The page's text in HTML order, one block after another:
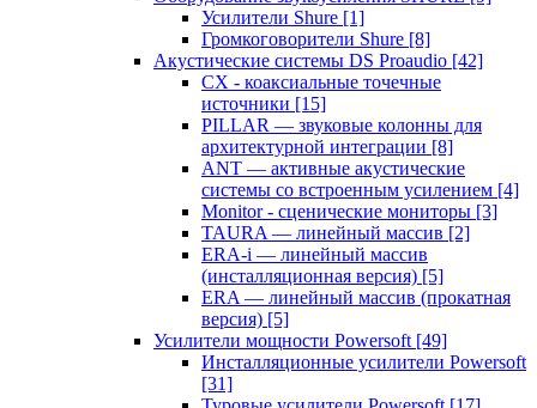
Усилители Shure [1]
Громкоговорители Shure [8]
Акустические системы DS Proaudio [42]
CX - коаксиальные точечные
источники [15]
PILLAR — звуковые колонны для
архитектурной интеграции [8]
ANT — активные акустические
системы со встроенным усилением [4]
Monitor - сценические мониторы [3]
TAURA — линейный массив [2]
ERA-i — линейный массив
(инсталляционная версия) [5]
ERA — линейный массив (прокатная
версия) [5]
Усилители мощности Powersoft [49]
Инсталляционные усилители Powersoft
[31]